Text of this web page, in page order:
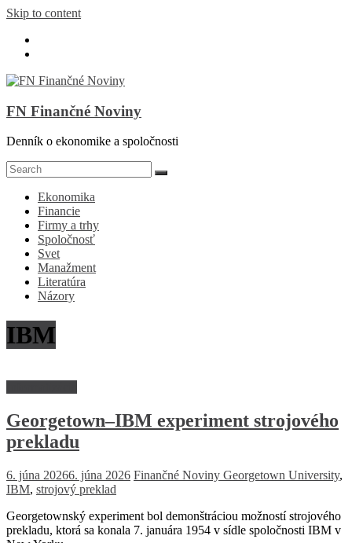
Skip to content
FN Finančné Noviny
Denník o ekonomike a spoločnosti
Ekonomika
Financie
Firmy a trhy
Spoločnosť
Svet
Manažment
Literatúra
Názory
IBM
Georgetown–IBM experiment strojového
prekladu
6. júna 20266. júna 2026 Finančné Noviny Georgetown University,
IBM, strojový preklad
Georgetownský experiment bol demonštráciou možností strojového
prekladu, ktorá sa konala 7. januára 1954 v sídle spoločnosti IBM v